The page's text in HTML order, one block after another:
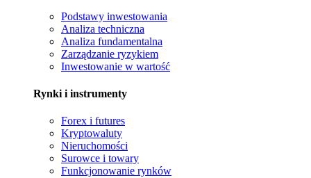
Podstawy inwestowania
Analiza techniczna
Analiza fundamentalna
Zarządzanie ryzykiem
Inwestowanie w wartość
Rynki i instrumenty
Forex i futures
Kryptowaluty
Nieruchomości
Surowce i towary
Funkcjonowanie rynków